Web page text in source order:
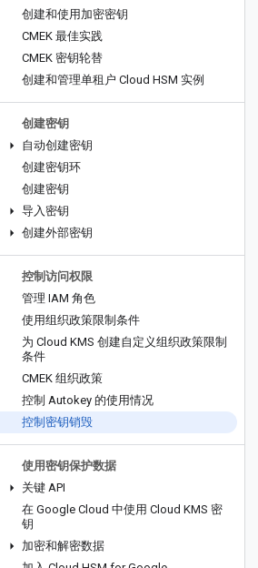
创建和使用加密密钥
CMEK 最佳实践
CMEK 密钥轮替
创建和管理单租户 Cloud HSM 实例
创建密钥
自动创建密钥
创建密钥环
创建密钥
导入密钥
创建外部密钥
控制访问权限
管理 IAM 角色
使用组织政策限制条件
为 Cloud KMS 创建自定义组织政策限制
条件
CMEK 组织政策
控制 Autokey 的使用情况
控制密钥销毁
使用密钥保护数据
关键 API
在 Google Cloud 中使用 Cloud KMS 密
钥
加密和解密数据